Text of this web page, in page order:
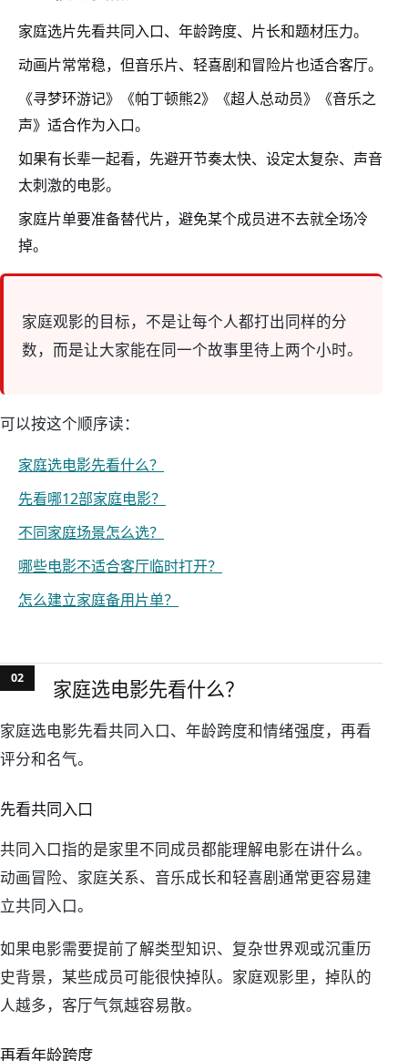
家庭选片先看共同入口、年龄跨度、片长和题材压力。
动画片常常稳，但音乐片、轻喜剧和冒险片也适合客厅。
《寻梦环游记》《帕丁顿熊2》《超人总动员》《音乐之
声》适合作为入口。
如果有长辈一起看，先避开节奏太快、设定太复杂、声音
太刺激的电影。
家庭片单要准备替代片，避免某个成员进不去就全场冷
掉。
家庭观影的目标，不是让每个人都打出同样的分
数，而是让大家能在同一个故事里待上两个小时。
可以按这个顺序读：
家庭选电影先看什么？
先看哪12部家庭电影？
不同家庭场景怎么选？
哪些电影不适合客厅临时打开？
怎么建立家庭备用片单？
家庭选电影先看什么？
家庭选电影先看共同入口、年龄跨度和情绪强度，再看
评分和名气。
先看共同入口
共同入口指的是家里不同成员都能理解电影在讲什么。
动画冒险、家庭关系、音乐成长和轻喜剧通常更容易建
立共同入口。
如果电影需要提前了解类型知识、复杂世界观或沉重历
史背景，某些成员可能很快掉队。家庭观影里，掉队的
人越多，客厅气氛越容易散。
再看年龄跨度